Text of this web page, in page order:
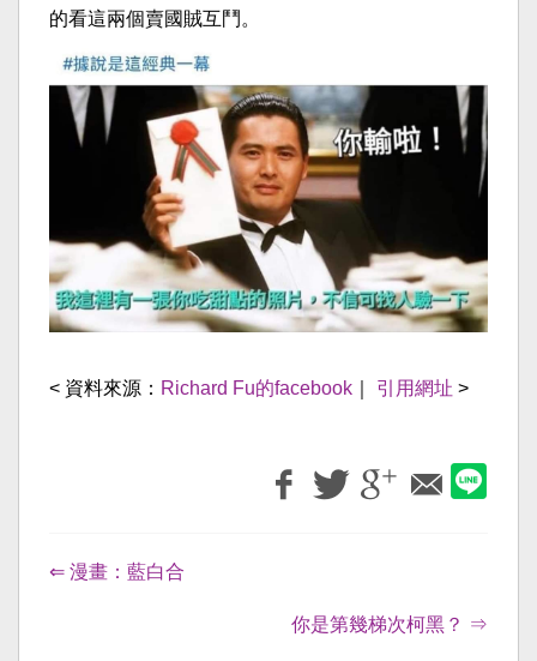
的看這兩個賣國賊互鬥。
< 資料來源： Richard Fu的facebook 引用網址 >
⇐ 漫畫：藍白合
你是第幾梯次柯黑？ ⇒